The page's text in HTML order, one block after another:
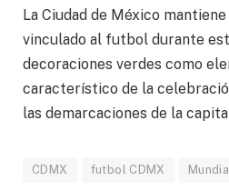
La Ciudad de México
vinculado al futbol durante
decoraciones verdes como
característico de la
las demarcaciones de la
CDMX futbol CDMX